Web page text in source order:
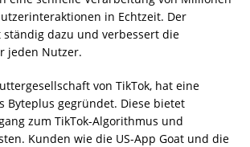
in Echtzeit. Der
dazu und verbessert die
jeden Nutzer.
von TikTok, hat eine
Byteplus gegründet. Diese bietet
zum TikTok-Algorithmus und
Kunden wie die US-App Goat und die